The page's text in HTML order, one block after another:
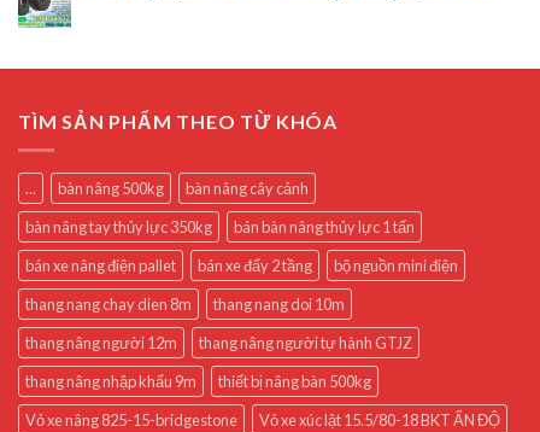
TÌM SẢN PHẨM THEO TỪ KHÓA
... bàn nâng 500kg
bàn nâng cây cảnh
bàn nâng tay thủy lực 350kg
bán bàn nâng thủy lực 1 tấn
bán xe nâng điện pallet
bán xe đẩy 2 tầng
bộ nguồn mini điện
thang nang chay dien 8m
thang nang doi 10m
thang nâng người 12m
thang nâng người tự hành GTJZ
thang nâng nhập khẩu 9m
thiết bị nâng bàn 500kg
Vỏ xe nâng 825-15-bridgestone
Vỏ xe xúc lật 15.5/80-18 BKT ẤN ĐỘ